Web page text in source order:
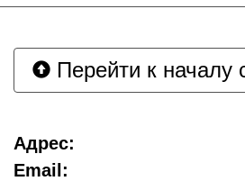
Перейти к началу
Адрес:
Email: